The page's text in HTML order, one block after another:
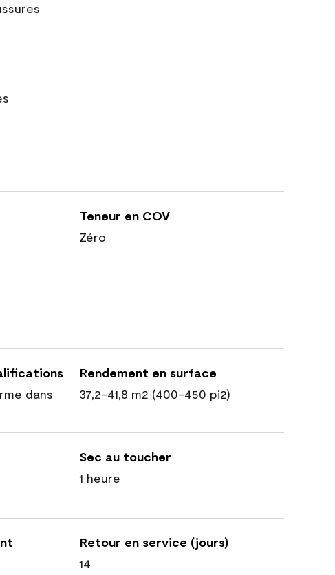
Teneur en COV
Zéro
dans
Rendement en surface
37,2-41,8 m2 (400-450 pi2)
Sec au toucher
1 heure
Retour en service (jours)
14